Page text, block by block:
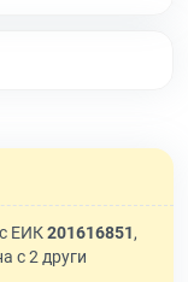
с ЕИК201616851,
с 2 други